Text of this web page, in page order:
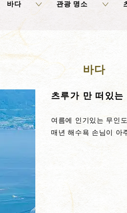
바다 관광 명소
바다
츠루가 만 떠있
여름에 인기있는 무인
매년 해수욕 손님이 아